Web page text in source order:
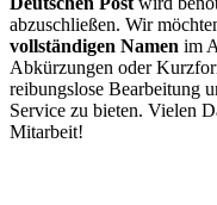
abzuschließen. Wir
vollständigen Namen im
Abkürzungen oder
reibungslose Bearbeitung
Service zu bieten. Vielen
Mitarbeit!